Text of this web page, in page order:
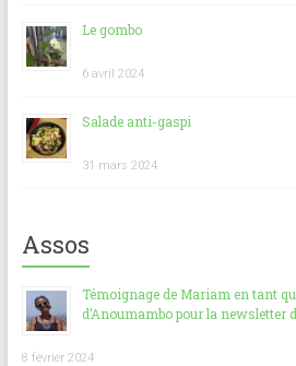
Le gombo
6 avril 2024
Salade anti-gaspi
31 mars 2024
Assos
Témoignage de Mariam en tant
d’Anoumambo pour la newsletter
8 février 2024